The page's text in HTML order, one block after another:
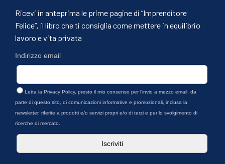
Ricevi in anteprima le prime pagine di “Imprenditore
Felice”, il libro che ti consiglia come mettere in equilibrio
lavoro e vita privata
Indirizzo email
Letta la Privacy Policy, presto il mio consenso per l’invio a mezzo email, da
parte di questo sito, di comunicazioni informative e promozionali, inclusa la
newsletter, riferite a prodotti e/o servizi propri e/o di terzi e per lo svolgimento di
ricerche di mercato.